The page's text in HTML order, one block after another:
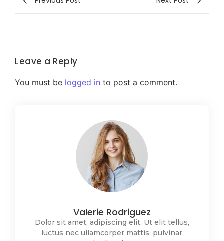
Leave a Reply
You must be logged in to post a comment.
Valerie Rodriguez
Dolor sit amet, adipiscing elit. Ut elit tellus,
luctus nec ullamcorper mattis, pulvinar